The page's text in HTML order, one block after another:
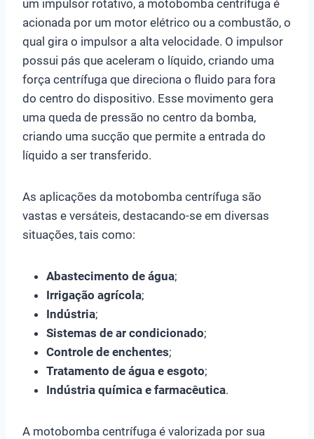
um impulsor rotativo, a motobomba centrífuga é
acionada por um motor elétrico ou a combustão, o
qual gira o impulsor a alta velocidade. O impulsor
possui pás que aceleram o líquido, criando uma
força centrífuga que direciona o fluido para fora
do centro do dispositivo. Esse movimento gera
uma queda de pressão no centro da bomba,
criando uma sucção que permite a entrada do
líquido a ser transferido.
As aplicações da motobomba centrífuga são
vastas e versáteis, destacando-se em diversas
situações, tais como:
Abastecimento de água;
Irrigação agrícola;
Indústria;
Sistemas de ar condicionado;
Controle de enchentes;
Tratamento de água e esgoto;
Indústria química e farmacêutica.
A motobomba centrífuga é valorizada por sua